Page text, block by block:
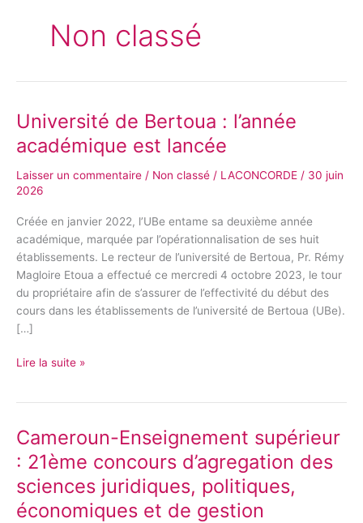
Non classé
Université de Bertoua : l’année
académique est lancée
Laisser un commentaire / Non classé / LACONCORDE / 30 juin
2026
Créée en janvier 2022, l’UBe entame sa deuxième année
académique, marquée par l’opérationnalisation de ses huit
établissements. Le recteur de l’université de Bertoua, Pr. Rémy
Magloire Etoua a effectué ce mercredi 4 octobre 2023, le tour
du propriétaire afin de s’assurer de l’effectivité du début des
cours dans les établissements de l’université de Bertoua (UBe).
[…]
Université
Bertoua
:
l’année
est
lancée
Lire la suite »
Cameroun-Enseignement supérieur
: 21ème concours d’agregation des
sciences juridiques, politiques,
économiques et de gestion
Cameroun-
Enseignement
supérieur
:
21ème